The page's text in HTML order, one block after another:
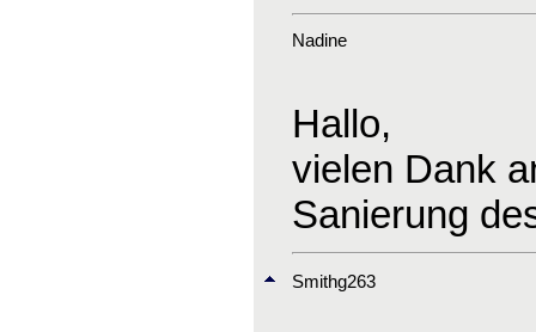
Nadine
Hallo,
vielen Dank
Sanierung
Smithg263